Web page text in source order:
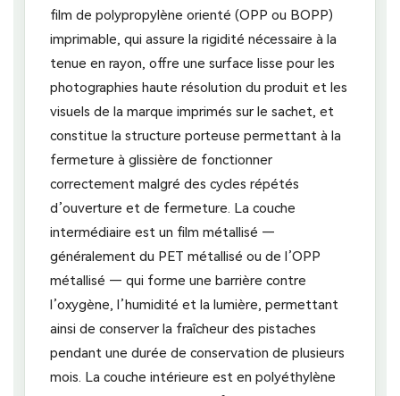
film de polypropylène orienté (OPP ou BOPP)
imprimable, qui assure la rigidité nécessaire à la
tenue en rayon, offre une surface lisse pour les
photographies haute résolution du produit et les
visuels de la marque imprimés sur le sachet, et
constitue la structure porteuse permettant à la
fermeture à glissière de fonctionner
correctement malgré des cycles répétés
d’ouverture et de fermeture. La couche
intermédiaire est un film métallisé —
généralement du PET métallisé ou de l’OPP
métallisé — qui forme une barrière contre
l’oxygène, l’humidité et la lumière, permettant
ainsi de conserver la fraîcheur des pistaches
pendant une durée de conservation de plusieurs
mois. La couche intérieure est en polyéthylène